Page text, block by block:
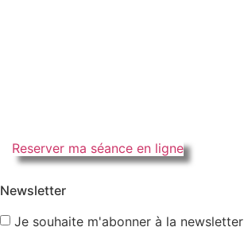
Reserver ma séance en ligne
Newsletter
Je souhaite m'abonner à la newsletter